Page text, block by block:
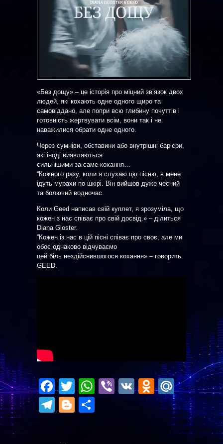
«Без дощу» – це історія про міцний звʼязок двох
людей, які кохають одне одного щиро та
самовіддано, але попри всю глибину почуттів і
готовність жертвувати всім, вони так і не
наважилися обрати одне одного.
Через сумніви, обставини або внутрішні бар’єри,
які іноді виявляються
сильнішими за саме кохання…
“Кожного разу, коли я слухаю цю пісню, в мене
ідуть мурахи по шкірі. Він вийшов дуже чесний
та болючий водночас.
Коли Geed написав свій куплет, я зрозуміла, що
кожен з нас співає про свій досвід.» – ділиться
Diana Gloster.
“Кожен із нас в цій пісні співає про своє, але ми
обоє однаково відчуваємо
цей біль нездійснившогося кохання» – говорить
GEED.
Facebook
TwitterWhatsApp
Viber
VK
Telegram
BloggerОтправить